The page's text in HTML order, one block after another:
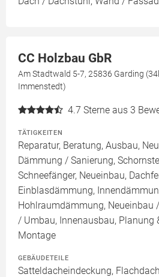
CC Holzbau GbR
Am Stadtwald 5-7, 25836 Garding
Immenstedt)
4.7 Sterne aus 3
TÄTIGKEITEN
Reparatur, Beratung, Ausbau,
Dämmung / Sanierung,
Schneefänger, Neueinbau,
Einblasdämmung,
Hohlraumdämmung, Neueinbau
/ Umbau, Innenausbau, Planung
Montage
GEBÄUDETEILE
Satteldacheindeckung,